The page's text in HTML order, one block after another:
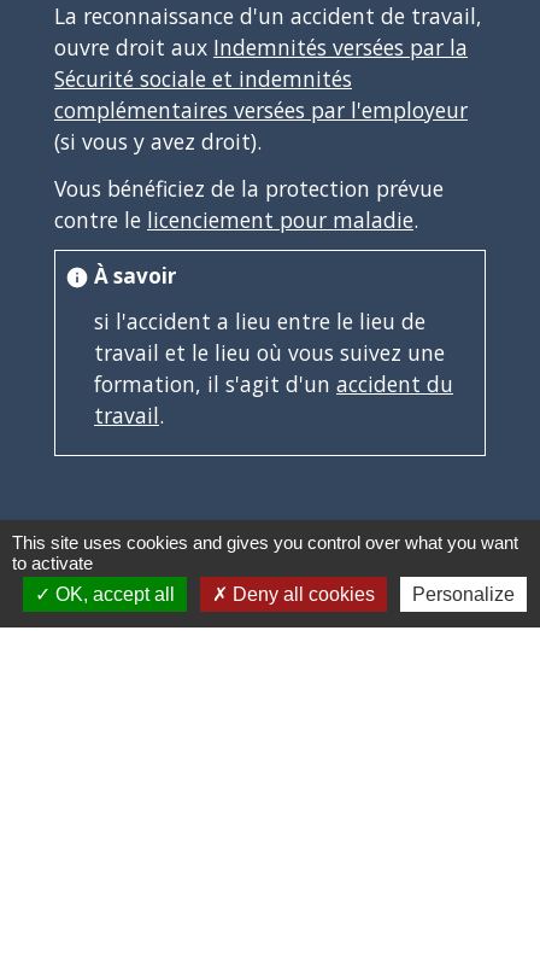
La reconnaissance d'un accident de travail,
ouvre droit aux Indemnités versées par la
Sécurité sociale et indemnités
complémentaires versées par l'employeur
(si vous y avez droit).
Vous bénéficiez de la protection prévue
contre le licenciement pour maladie.
info À savoir
si l'accident a lieu entre le lieu de
travail et le lieu où vous suivez une
formation, il s'agit d'un accident du
travail.
Textes de référence
Questions ? Réponses !
This site uses cookies and gives you control over what you want
to activate
OK, accept all
Deny all cookies Personalize